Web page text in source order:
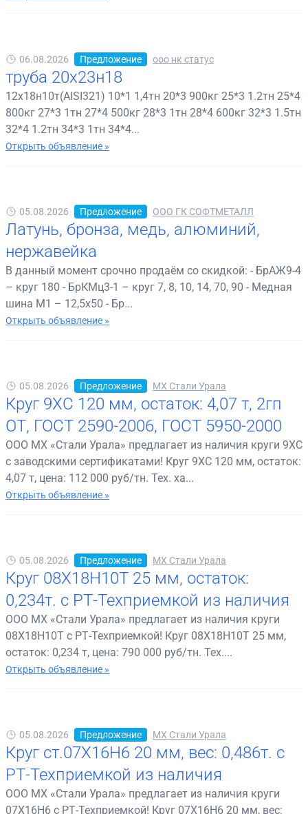
06.08.2026 Предложение ооо нк статус
труба 20х23н18
12х18н10т(AISI321) 10*1 1,4тн 20*3 900кг 25*3 1.2тн 25*4
800кг 27*3 1тн 27*4 500кг 28*3 1тн 28*4 600кг 32*3 1.5тн
32*4 1.2тн 34*3 1тн 34*4...
Открыть объявление »
05.08.2026 Предложение ООО ГК СОФТМЕТАЛЛ
Латунь, бронза, медь, алюминий,
нержавейка
В данный момент срочно продаём со скидкой: - БрАЖ9-4
– круг 180 - БрКМц3-1 – круг 7, 8, 10, 14, 70, 90 - Медная
шина М1 – 12,5х50 - Бр...
Открыть объявление »
05.08.2026 Предложение МХ Стали Урала
Круг 9ХС 120 мм, остаток: 4,07 т, 2гп
ОТ, ГОСТ 2590-2006, ГОСТ 5950-2000
ООО МХ «Стали Урала» предлагает из наличия круги 9ХС
с заводскими сертификатами! Круг 9ХС 120 мм, остаток:
4,07 т, цена: 112 000 руб/тн. Тех. ха...
Открыть объявление »
05.08.2026 Предложение МХ Стали Урала
Круг 08Х18Н10Т 25 мм, остаток:
0,234т. с РТ-Техприемкой из наличия
ООО МХ «Стали Урала» предлагает из наличия круги
08Х18Н10Т с РТ-Техприемкой! Круг 08Х18Н10Т 25 мм,
остаток: 0,234 т, цена: 790 000 руб/тн. Тех....
Открыть объявление »
05.08.2026 Предложение МХ Стали Урала
Круг ст.07Х16Н6 20 мм, вес: 0,486т. с
РТ-Техприемкой из наличия
ООО МХ «Стали Урала» предлагает из наличия круги
07Х16Н6 с РТ-Техприемкой! Круг 07Х16Н6 20 мм, вес: